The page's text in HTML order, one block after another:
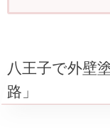
八王子で外壁
路」